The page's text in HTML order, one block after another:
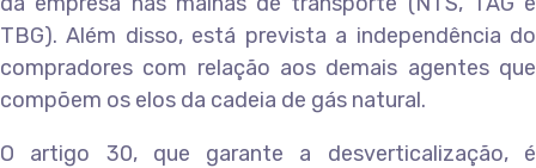
TBG). Além disso, está prevista a independência do
compradores com relação aos demais agentes que
compõem os elos da cadeia de gás natural.
O artigo 30, que garante a desverticalização, é